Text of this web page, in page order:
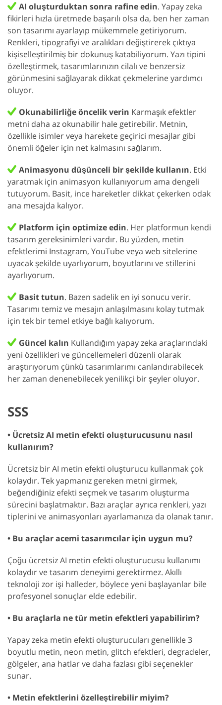
AI oluşturduktan sonra rafine edin. Yapay zeka
fikirleri hızla üretmede başarılı olsa da, ben her zaman
son tasarımı ayarlayıp mükemmele getiriyorum.
Renkleri, tipografiyi ve aralıkları değiştirerek çıktıya
kişiselleştirilmiş bir dokunuş katabiliyorum. Yazı tipini
özelleştirmek, tasarımlarınızın cilalı ve benzersiz
görünmesini sağlayarak dikkat çekmelerine yardımcı
oluyor.
Okunabilirliğe öncelik verin Karmaşık efektler
metni daha az okunabilir hale getirebilir. Metnin,
özellikle isimler veya harekete geçirici mesajlar gibi
önemli öğeler için net kalmasını sağlarım.
Animasyonu düşünceli bir şekilde kullanın. Etki
yaratmak için animasyon kullanıyorum ama dengeli
tutuyorum. Basit, ince hareketler dikkat çekerken odak
ana mesajda kalıyor.
Platform için optimize edin. Her platformun kendi
tasarım gereksinimleri vardır. Bu yüzden, metin
efektlerimi Instagram, YouTube veya web sitelerine
uyacak şekilde uyarlıyorum, boyutlarını ve stillerini
ayarlıyorum.
Basit tutun. Bazen sadelik en iyi sonucu verir.
Tasarımı temiz ve mesajın anlaşılmasını kolay tutmak
için tek bir temel etkiye bağlı kalıyorum.
Güncel kalın Kullandığım yapay zeka araçlarındaki
yeni özellikleri ve güncellemeleri düzenli olarak
araştırıyorum çünkü tasarımlarımı canlandırabilecek
her zaman denenebilecek yenilikçi bir şeyler oluyor.
SSS
• Ücretsiz AI metin efekti oluşturucusunu nasıl
kullanırım?
Ücretsiz bir AI metin efekti oluşturucu kullanmak çok
kolaydır. Tek yapmanız gereken metni girmek,
beğendiğiniz efekti seçmek ve tasarım oluşturma
sürecini başlatmaktır. Bazı araçlar ayrıca renkleri, yazı
tiplerini ve animasyonları ayarlamanıza da olanak tanır.
• Bu araçlar acemi tasarımcılar için uygun mu?
Çoğu ücretsiz AI metin efekti oluşturucusu kullanımı
kolaydır ve tasarım deneyimi gerektirmez. Akıllı
teknoloji zor işi halleder, böylece yeni başlayanlar bile
profesyonel sonuçlar elde edebilir.
• Bu araçlarla ne tür metin efektleri yapabilirim?
Yapay zeka metin efekti oluşturucuları genellikle 3
boyutlu metin, neon metin, glitch efektleri, degradeler,
gölgeler, ana hatlar ve daha fazlası gibi seçenekler
sunar.
• Metin efektlerini özelleştirebilir miyim?